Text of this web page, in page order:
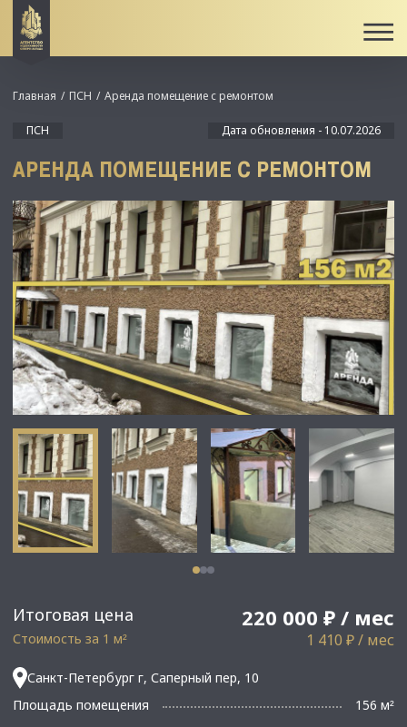
Итоговая цена 220 000 ₽ / мес
Стоимость за 1 м² 1 410 ₽ / мес
Санкт-Петербург г, Саперный пер, 10
Площадь помещения
156 м²
Главная ПСН Аренда помещение с ремонтом
ПСН Дата обновления - 10.07.2026
АРЕНДА ПОМЕЩЕНИЕ С РЕМОНТОМ